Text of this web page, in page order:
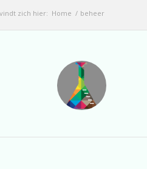
zich hier: Home / beheer